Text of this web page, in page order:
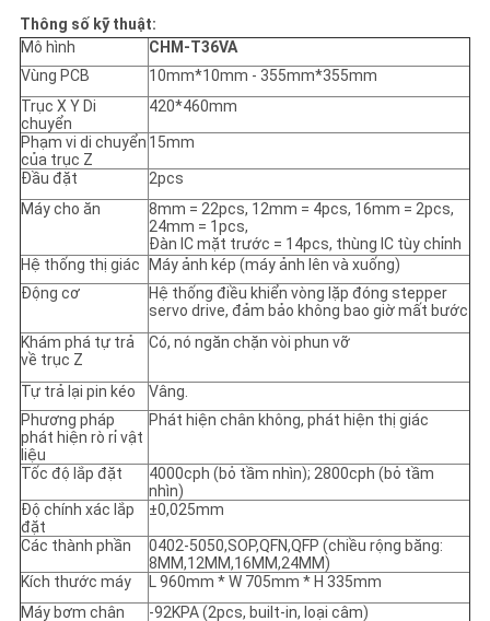
Thông số kỹ thuật:
Mô hình
CHM-T36VA
Vùng PCB
10mm*10mm - 355mm*355mm
Trục X Y Di
chuyển
420*460mm
Phạm vi di chuyển
của trục Z
15mm
Đầu đặt
2pcs
Máy cho ăn
8mm = 22pcs, 12mm = 4pcs, 16mm = 2pcs,
24mm = 1pcs,
Đàn IC mặt trước = 14pcs, thùng IC tùy chỉnh
Hệ thống thị giác
Máy ảnh kép (máy ảnh lên và xuống)
Động cơ
Hệ thống điều khiển vòng lặp đóng stepper
servo drive, đảm bảo không bao giờ mất bước
Khám phá tự trả
về trục Z
Có, nó ngăn chặn vòi phun vỡ
Tự trả lại pin kéo
Vâng.
Phương pháp
phát hiện rò rỉ vật
liệu
Phát hiện chân không, phát hiện thị giác
Tốc độ lắp đặt
4000cph (bỏ tầm nhìn); 2800cph (bỏ tầm
nhìn)
Độ chính xác lắp
đặt
±0,025mm
Các thành phần
0402-5050,SOP,QFN,QFP (chiều rộng băng:
8MM,12MM,16MM,24MM)
Kích thước máy
L 960mm * W 705mm * H 335mm
Máy bơm chân
-92KPA (2pcs, built-in, loại câm)